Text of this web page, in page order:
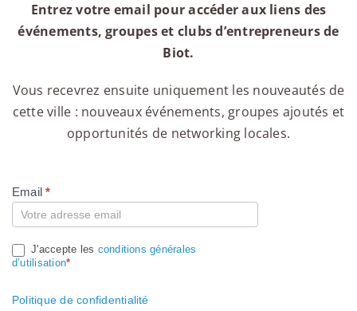
Entrez votre email pour accéder aux liens des
événements, groupes et clubs d’entrepreneurs de
Biot.
Vous recevrez ensuite uniquement les nouveautés de
cette ville : nouveaux événements, groupes ajoutés et
opportunités de networking locales.
Compte
Email*
J'accepte les conditions générales
d’utilisation*
Politique de confidentialité